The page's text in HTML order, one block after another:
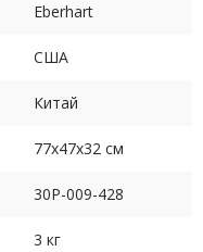
Eberhart
США
Китай
77х47х32 см
30P-009-428
3 кг